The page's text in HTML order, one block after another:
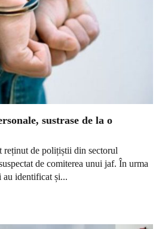
sustrase de la o
reținut de polițiștii din sectorul
de comiterea unui jaf. În urma
identificat și...